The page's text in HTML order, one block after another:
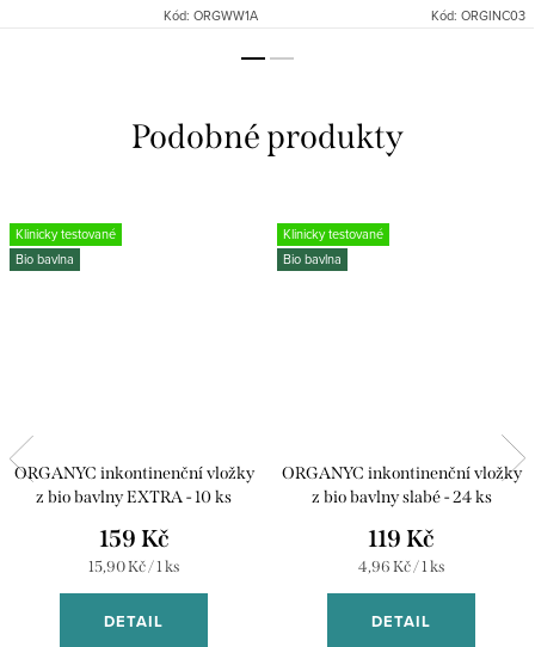
Kód: ORGWW1A Kód: ORGINC03
Klinicky testované
Bio bavlna
ORGANYC inkontinenční vložky
z bio bavlny EXTRA - 10 ks
159 Kč
Měrná
cena:
15,90 Kč / 1 ks
DETAIL
Klinicky testované
Bio bavlna
ORGANYC inkontinenční vložky
z bio bavlny slabé - 24 ks
119 Kč
Měrná
cena:
4,96 Kč / 1 ks
DETAIL